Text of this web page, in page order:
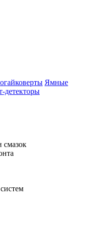
Ямные
детекторы
смазок